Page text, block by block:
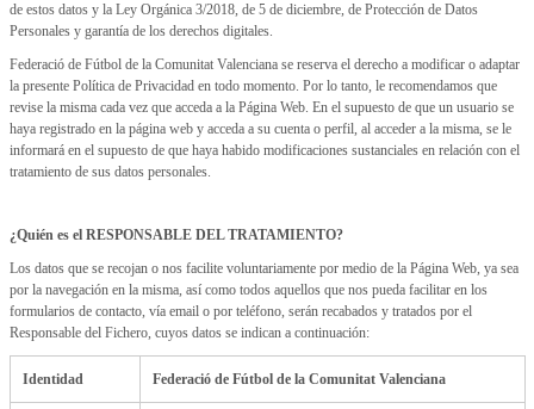
de estos datos y la Ley Orgánica 3/2018, de 5 de diciembre, de Protección de Datos
Personales y garantía de los derechos digitales.
Federació de Fútbol de la Comunitat Valenciana se reserva el derecho a modificar o adaptar
la presente Política de Privacidad en todo momento. Por lo tanto, le recomendamos que
revise la misma cada vez que acceda a la Página Web. En el supuesto de que un usuario se
haya registrado en la página web y acceda a su cuenta o perfil, al acceder a la misma, se le
informará en el supuesto de que haya habido modificaciones sustanciales en relación con el
tratamiento de sus datos personales.
¿Quién es el RESPONSABLE DEL TRATAMIENTO?
Los datos que se recojan o nos facilite voluntariamente por medio de la Página Web, ya sea
por la navegación en la misma, así como todos aquellos que nos pueda facilitar en los
formularios de contacto, vía email o por teléfono, serán recabados y tratados por el
Responsable del Fichero, cuyos datos se indican a continuación:
Identidad Federació de Fútbol de la Comunitat Valenciana